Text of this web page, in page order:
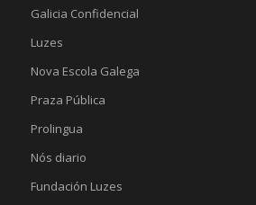
Galicia Confidencial
Luzes
Nova Escola Galega
Praza Pública
Prolingua
Nós diario
Fundación Luzes